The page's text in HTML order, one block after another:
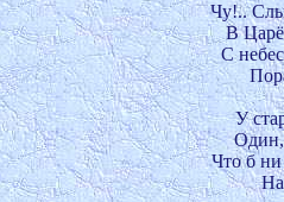
Чу!..
В
С
У
Один,
Что б ни